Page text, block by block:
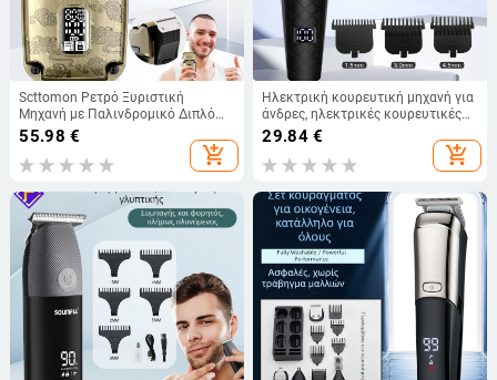
Scttomon Ρετρό Ξυριστική
Μηχανή με Παλινδρομικό Διπλό
Μαχαίρι, Ξυριστική Μηχανή με
Πλενόμενη Βάση Ξυρίσματος
55.98 €
add_shopping_cart
Ηλεκτρική κουρευτική μηχανή για
άνδρες, ηλεκτρικές κουρευτικές
κεφαλές ξυρίσματος,
κουρευτικές κεφαλές λαδιού,
κομμωτηρίου χονδρικής
29.84€
add_shopping_cart